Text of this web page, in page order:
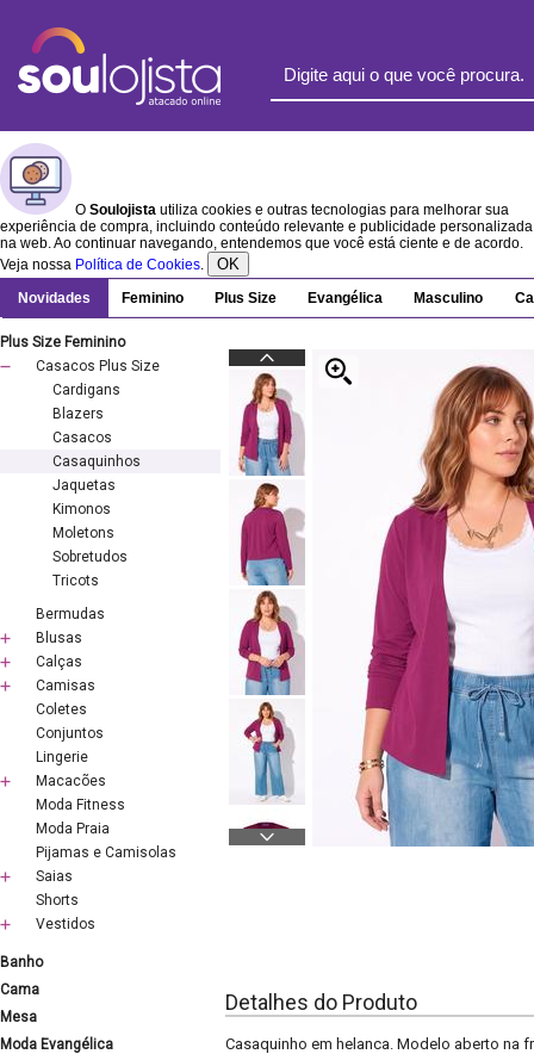
O Soulojista utiliza cookies e outras tecnologias para melhorar sua
experiência de compra, incluindo conteúdo relevante e publicidade personalizada
na web. Ao continuar navegando, entendemos que você está ciente e de acordo.
Veja nossa Política de Cookies. OK
Novidades Feminino Plus Size Evangélica Masculino
Plus Size Feminino
Casacos Plus Size
Cardigans
Blazers
Casacos
Casaquinhos
Jaquetas
Kimonos
Moletons
Sobretudos
Tricots
Bermudas
Blusas
Calças
Camisas
Coletes
Conjuntos
Lingerie
Macacões
Moda Fitness
Moda Praia
Pijamas e Camisolas
Saias
Shorts
Vestidos
Banho
Cama
Mesa
Moda Evangélica
Detalhes do Produto
Casaquinho em helanca. Modelo aberto na